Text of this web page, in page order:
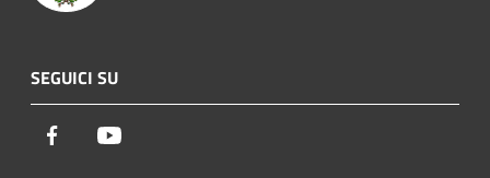
SEGUICI SU
Facebook